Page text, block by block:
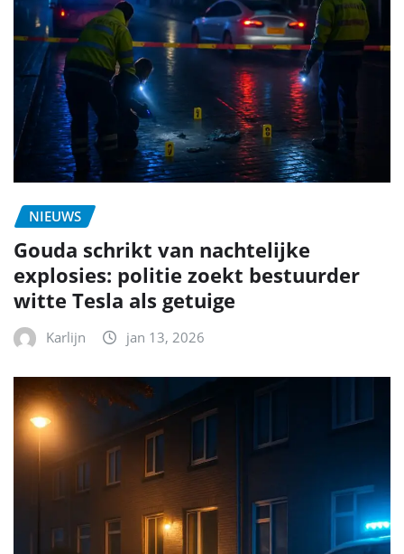
NIEUWS
Gouda schrikt van nachtelijke
explosies: politie zoekt bestuurder
witte Tesla als getuige
Karlijn jan 13, 2026